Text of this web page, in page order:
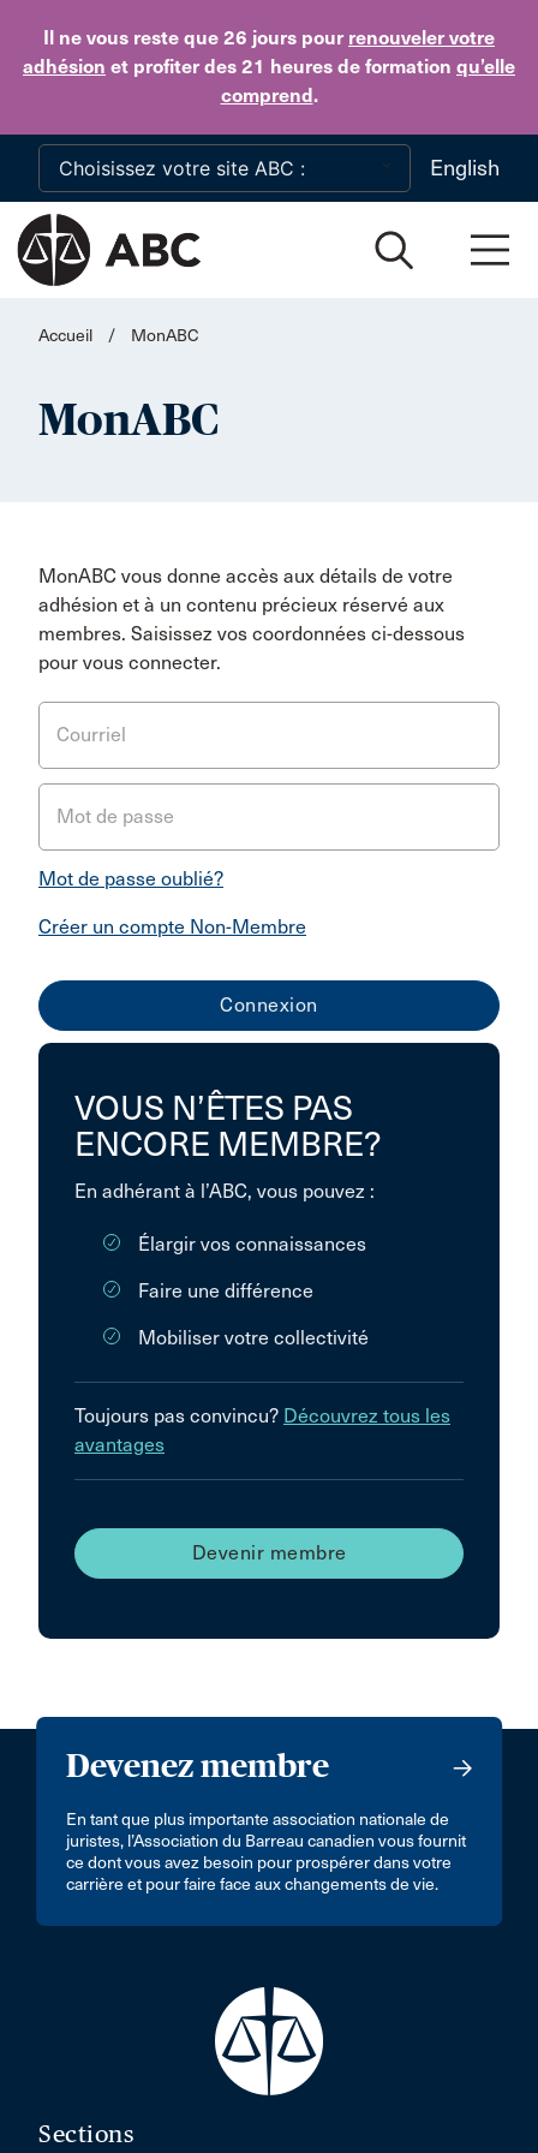
Il ne vous reste que 26 jours pour renouveler votre
adhésion et profiter des 21 heures de formation qu’elle
comprend.
Skip to main content
English
Accueil / MonABC
MonABC
MonABC vous donne accès aux détails de votre
adhésion et à un contenu précieux réservé aux
membres. Saisissez vos coordonnées ci-dessous
pour vous connecter.
Courriel
Mot de passe
Mot de passe oublié?
Créer un compte Non-Membre
VOUS N’ÊTES PAS
ENCORE MEMBRE?
En adhérant à l’ABC, vous pouvez :
Élargir vos connaissances
Faire une différence
Mobiliser votre collectivité
Toujours pas convincu? Découvrez tous les
avantages
Devenir membre
Devenez membre
En tant que plus importante association nationale de
juristes, l’Association du Barreau canadien vous fournit
ce dont vous avez besoin pour prospérer dans votre
carrière et pour faire face aux changements de vie.
Sections